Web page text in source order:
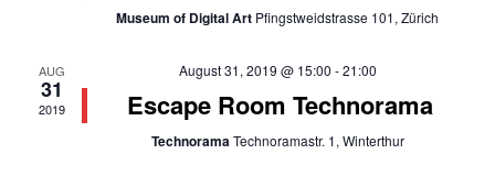
Museum of Digital Art Pfingstweidstrasse 101, Zürich
AUG
31
2019
August 31, 2019 @ 15:00 -21:00
Escape Room Technorama
TechnoramaTechnoramastr. 1, Winterthur